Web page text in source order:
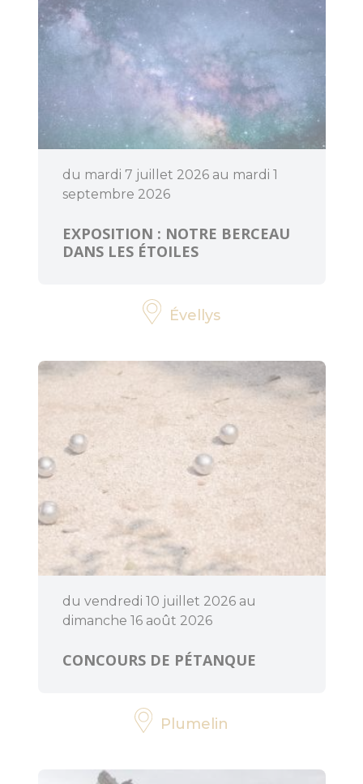
Piste et Trésor :
Les mégalithes
de Lanvaux
Loisirs
aquatiques
Aires de jeux
du mardi 7 juillet 2026 au mardi 1
septembre 2026
EXPOSITION : NOTRE BERCEAU
DANS LES ÉTOILES
Évellys
du vendredi 10 juillet 2026 au
dimanche 16 août 2026
CONCOURS DE PÉTANQUE
Plumelin